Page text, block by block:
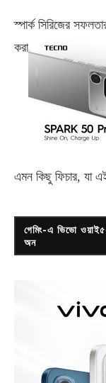
স্পার্ক সিরিজের
করা
এমন কিছু ফিচার, যা এই
গেমিং-এ ভিভো
অন